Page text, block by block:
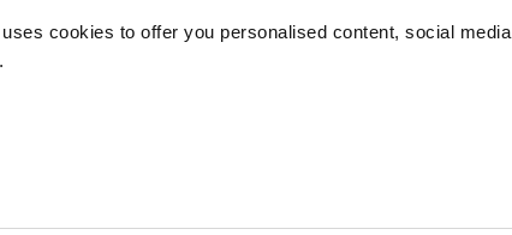
cookies to offer you personalised content, social media
Sverige
Cookies Integritetspolicy